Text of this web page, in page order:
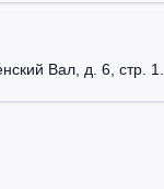
Вал, д. 6, стр. 1.